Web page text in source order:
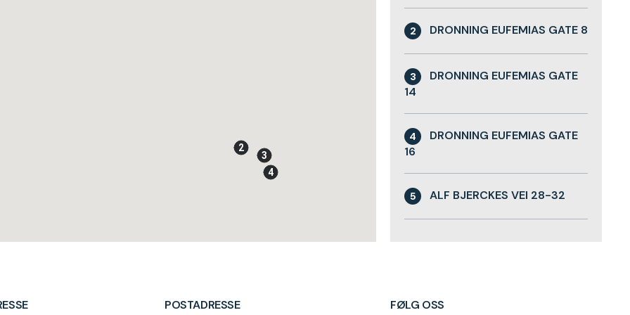
2
3
4
2 DRONNING EUFEMIAS GATE 8
3
DRONNING EUFEMIAS GATE
14
4
DRONNING EUFEMIAS GATE
16
5 ALF BJERCKES VEI 28-32
POSTADRESSE
FØLG OSS